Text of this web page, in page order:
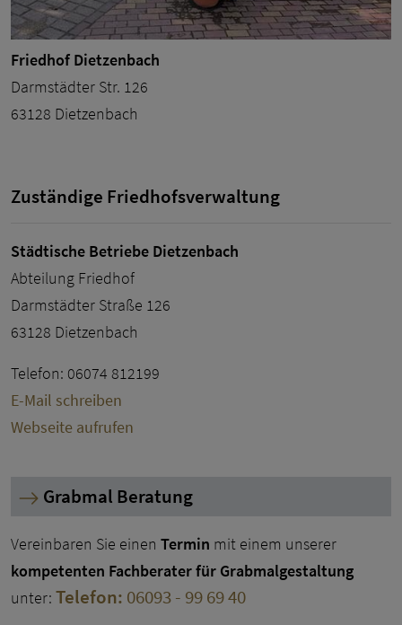
Friedhof Dietzenbach
Darmstädter Str. 126
63128 Dietzenbach
Zuständige Friedhofsverwaltung
Städtische Betriebe Dietzenbach
Abteilung Friedhof
Darmstädter Straße 126
63128 Dietzenbach
Telefon: 06074 812199
E-Mail schreiben
Webseite aufrufen
Grabmal Beratung
Vereinbaren Sie einen Termin mit einem unserer
kompetenten Fachberater für Grabmalgestaltung
unter: Telefon: 06093 - 99 69 40